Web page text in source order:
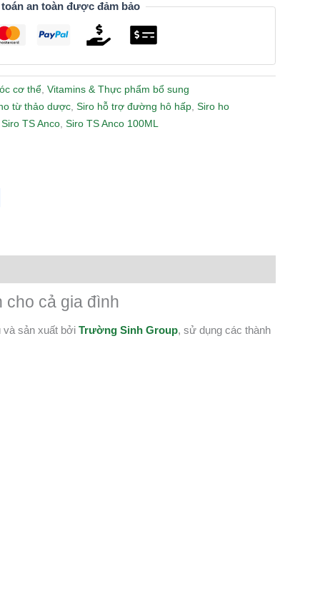
an toàn được đảm bảo
cơ thể, Vitamins & Thực phẩm bổ sung
từ thảo dược, Siro hỗ trợ đường hô hấp, Siro ho
Siro TS Anco, Siro TS Anco 100ML
Share
cho cả gia đình
sản xuất bởi Trường Sinh Group, sử dụng các thành